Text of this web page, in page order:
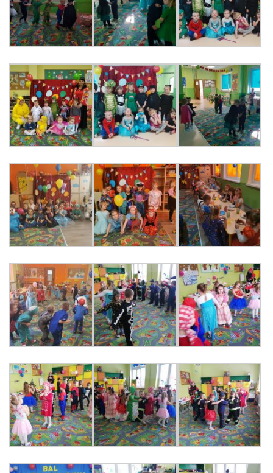
NASI PRZYJACIELE
KĄCIK DLA RODZICÓW
AKTUALNOŚCI
PORADY DLA RODZICÓW
REKRUTACJA
DOKUMENTY DO POBRANIA
OBIADY
ANKIETY
COVID – 19
BIP
E-DZIENNIK
LOGOWANIE
REJESTRACJA KONTA